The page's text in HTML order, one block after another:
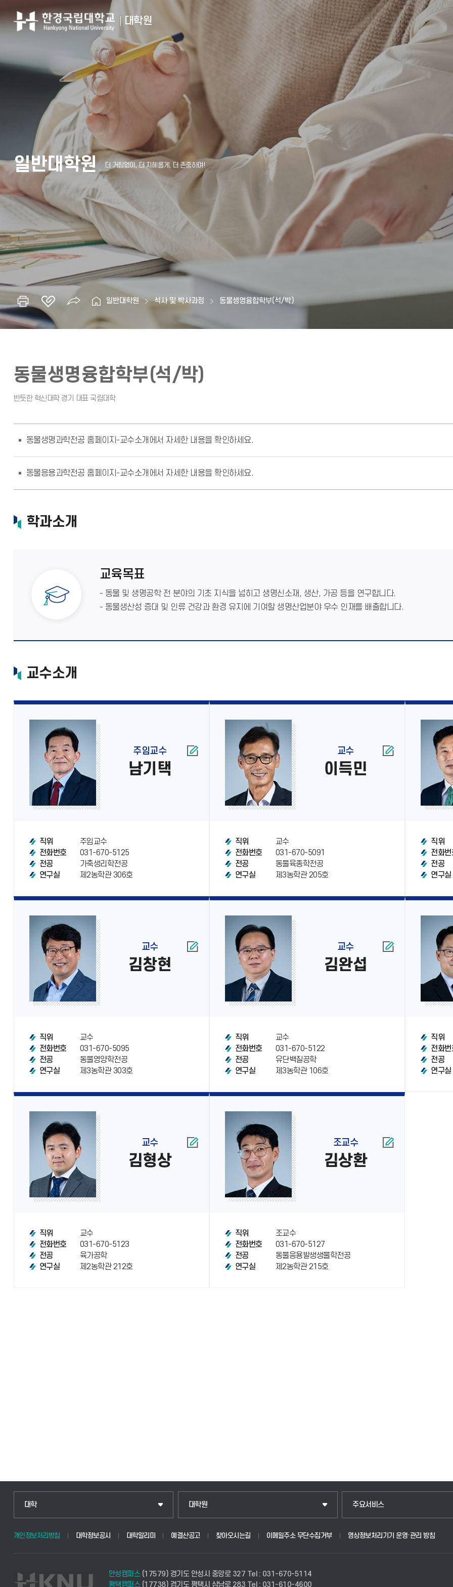
대학원
일반대학원
일반대학원 석사 및 박사과정 동물생명융합학부(석/박)
동물생명융합학부(석/박)
동물생명과학전공 홈페이지-교수소개에서 자세한 내용을 확인하세요.
동물응용과학전공 홈페이지-교수소개에서 자세한 내용을 확인하세요.
학과소개
교육목표
- 동물 및 생명공학 전 분야의 기초 지식을 넓히고 생명신소재, 생산, 가공 등을 연구합니다.
- 동물생산성 증대 및 인류 건강과 환경 유지에 기여할 생명산업분야 우수 인재를 배출합니다.
교수소개
주임교수
남기택
직위
주임교수
전화번호
031-670-5125
전공
가축생리학전공
연구실
제2농학관 306호
교수
이득민
직위
교수
전화번호
031-670-5091
전공
동물육종학전공
연구실
제3농학관 205호
직위
전화번
전공
연구실
교수
김창현
직위
교수
전화번호
031-670-5095
전공
동물영양학전공
연구실
제3농학관 303호
교수
김완섭
직위
교수
전화번호
031-670-5122
전공
유단백질공학
연구실
제3농학관 106호
직위
전화번
전공
연구실
교수
김형상
직위
교수
전화번호
031-670-5123
전공
육가공학
연구실
제2농학관 212호
조교수
김상환
직위
조교수
전화번호
031-670-5127
전공
동물응용발생생물학전공
연구실
제2농학관 215호
대학
인문융합공공인재학부
법경영학부
식물자원조경학부
대학원
일반대학원
산업대학원
경영대학원
주요서비스
입학안내
웹메일
개인정보처리방침 대학정보공시 대학알리미 예결산공고 찾아오시는길 이메일주소 무단수집거부 영상정보처리기기 운영·관리 방침
안성캠퍼스(17579) 경기도 안성시 중앙로 327 Tel : 031-670-5114
평택캠퍼스(17738) 경기도 평택시 삼남로 283 Tel : 031-610-4600